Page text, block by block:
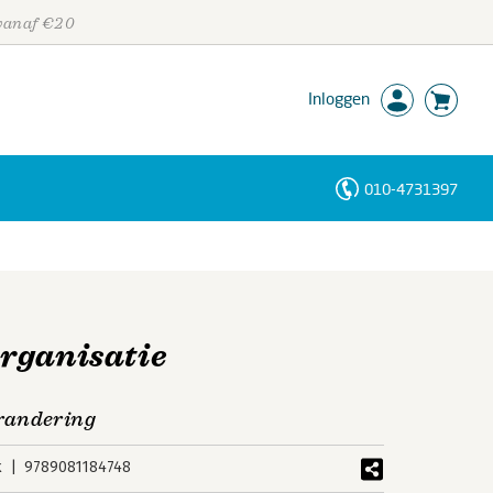
€20
Inloggen
010-4731397
9789081184748
Personen